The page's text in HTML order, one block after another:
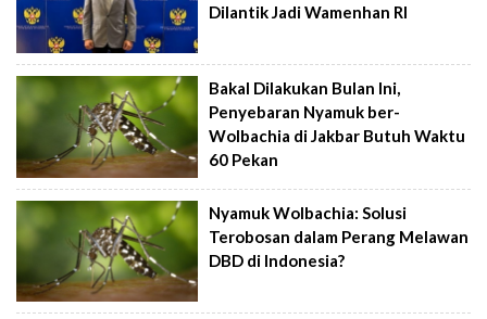
Dilantik Jadi Wamenhan RI
Bakal Dilakukan Bulan Ini,
Penyebaran Nyamuk ber-
Wolbachia di Jakbar Butuh Waktu
60 Pekan
Nyamuk Wolbachia: Solusi
Terobosan dalam Perang Melawan
DBD di Indonesia?